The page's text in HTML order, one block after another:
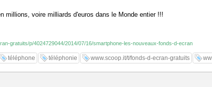
millions, voire milliards d'euros dans le Monde entier !!!
gratuits/p/4024729044/2014/07/16/smartphone-les-nouveaux-fonds-d-ecran
téléphone téléphonie www.scoop.it/t/fonds-d-ecran-gratuits